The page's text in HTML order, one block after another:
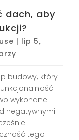
dach, aby
| lip 5,
budowy, który
wykonane
negatywnymi
tego